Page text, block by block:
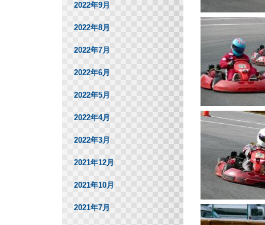
2022年9月
2022年8月
2022年7月
2022年6月
2022年5月
2022年4月
2022年3月
2021年12月
2021年10月
2021年7月